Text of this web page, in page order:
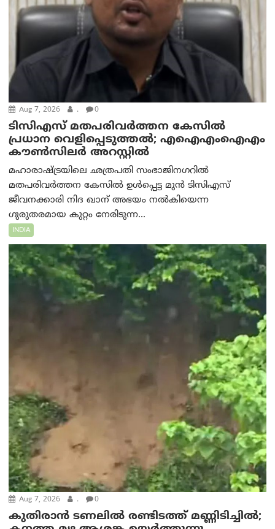
Aug 7, 2026 . 0
ടിസിഎസ് മതപരിവർത്തന കേസിൽ
പ്രധാന വെളിപ്പെടുത്തൽ; എഐഎംഐഎം
കൗൺസിലർ അറസ്റ്റിൽ
മഹാരാഷ്ട്രയിലെ ഛത്രപതി സംഭാജിനഗറിൽ
മതപരിവർത്തന കേസിൽ ഉൾപ്പെട്ട മുൻ ടിസിഎസ്
ജീവനക്കാരി നിദ ഖാന് അഭയം നൽകിയെന്ന
ഗുരുതരമായ കുറ്റം നേരിടുന്ന...
INDIA
Aug 7, 2026 . 0
കുതിരാൻ ടണലിൽ രണ്ടിടത്ത് മണ്ണിടിച്ചിൽ;